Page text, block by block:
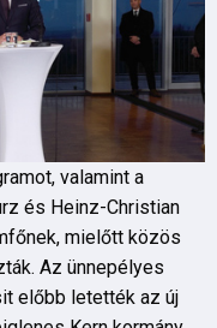
valamint a
és Heinz-Christian
mielőtt közös
Az ünnepélyes
előbb letették az új